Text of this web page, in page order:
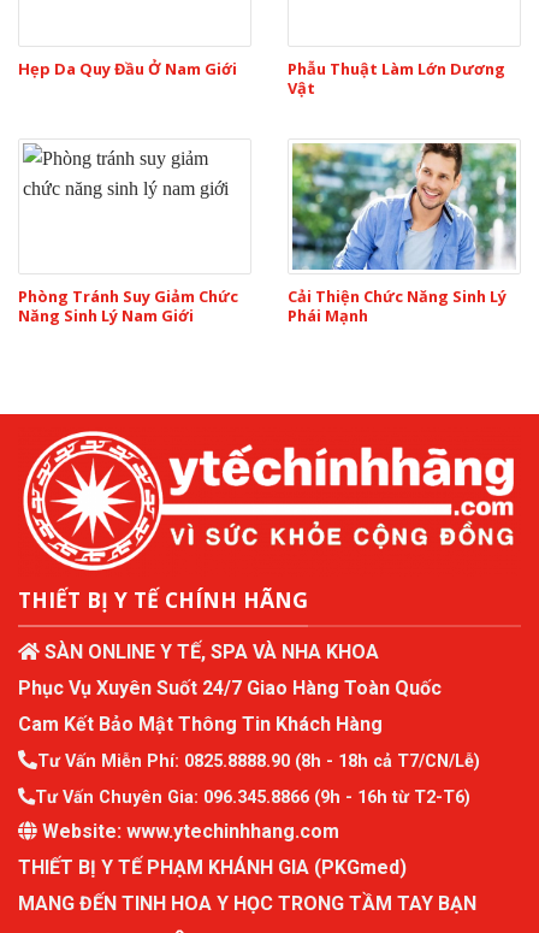
Hẹp Da Quy Đầu Ở Nam Giới
Phẫu Thuật Làm Lớn Dương
Vật
Phòng Tránh Suy Giảm Chức
Năng Sinh Lý Nam Giới
Cải Thiện Chức Năng Sinh Lý
Phái Mạnh
THIẾT BỊ Y TẾ CHÍNH HÃNG
SÀN ONLINE Y TẾ, SPA VÀ NHA KHOA
Phục Vụ Xuyên Suốt 24/7 Giao Hàng Toàn Quốc
Cam Kết Bảo Mật Thông Tin Khách Hàng
Tư Vấn Miễn Phí: 0825.8888.90 (8h - 18h cả T7/CN/Lễ)
Tư Vấn Chuyên Gia: 096.345.8866 (9h - 16h từ T2-T6)
Website: www.ytechinhhang.com
THIẾT BỊ Y TẾ PHẠM KHÁNH GIA (PKGmed)
MANG ĐẾN TINH HOA Y HỌC TRONG TẦM TAY BẠN